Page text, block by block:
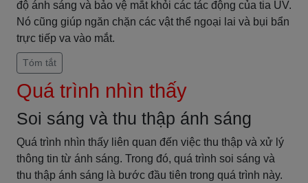
độ ánh sáng và bảo vệ mắt khỏi các tác động của tia UV.
Nó cũng giúp ngăn chặn các vật thể ngoại lai và bụi bẩn
trực tiếp va vào mắt.
Tóm tắt
Quá trình nhìn thấy
Soi sáng và thu thập ánh sáng
Quá trình nhìn thấy liên quan đến việc thu thập và xử lý
thông tin từ ánh sáng. Trong đó, quá trình soi sáng và
thu thập ánh sáng là bước đầu tiên trong quá trình này.